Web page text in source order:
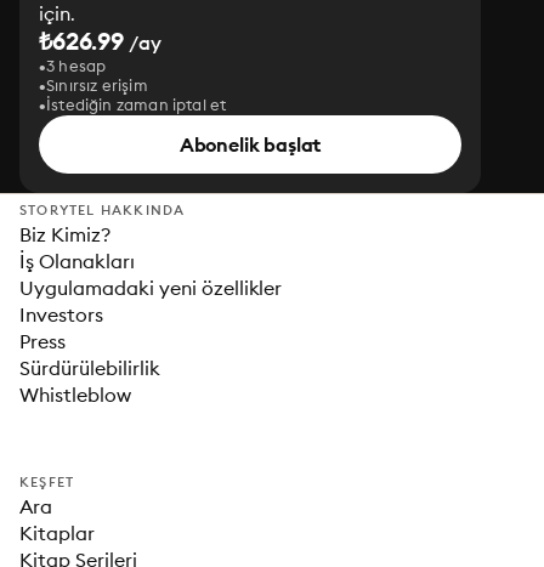
için.
₺626.99 /ay
3 hesap
Sınırsız erişim
İstediğin zaman iptal et
Abonelik başlat
STORYTEL HAKKINDA
Biz Kimiz?
İş Olanakları
Uygulamadaki yeni özellikler
Investors
Press
Sürdürülebilirlik
Whistleblow
KEŞFET
Ara
Kitaplar
Kitap Serileri